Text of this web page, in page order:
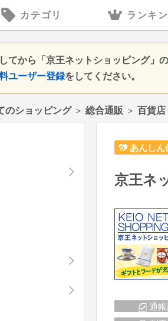
カテゴリ ランキ
してから「京王ネットショッピング」
ユーザー登録をしてください。
のショッピング＞ 総合通販 ＞ 百貨
あんしん
京王ネ
通